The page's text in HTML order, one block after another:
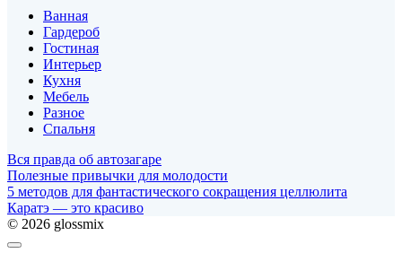
Ванная
Гардероб
Гостиная
Интерьер
Кухня
Мебель
Разное
Спальня
Вся правда об автозагаре
Полезные привычки для молодости
5 методов для фантастического сокращения целлюлита
Каратэ — это красиво
© 2026 glossmix